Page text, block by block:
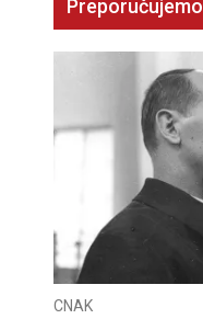
Preporučujemo
CNAK